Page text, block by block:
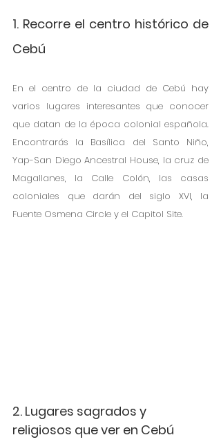
1. Recorre el centro histórico de
Cebú
En el centro de la ciudad de Cebú hay
varios lugares interesantes que conocer
que datan de la época colonial española.
Encontrarás la Basílica del Santo Niño,
Yap-San Diego Ancestral House, la cruz de
Magallanes, la Calle Colón, las casas
coloniales que darán del siglo XVI, la
Fuente Osmena Circle y el Capitol Site.
2. Lugares sagrados y
religiosos que ver en Cebú